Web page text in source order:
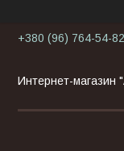
+380 (96) 764-54-82
Интернет-магазин